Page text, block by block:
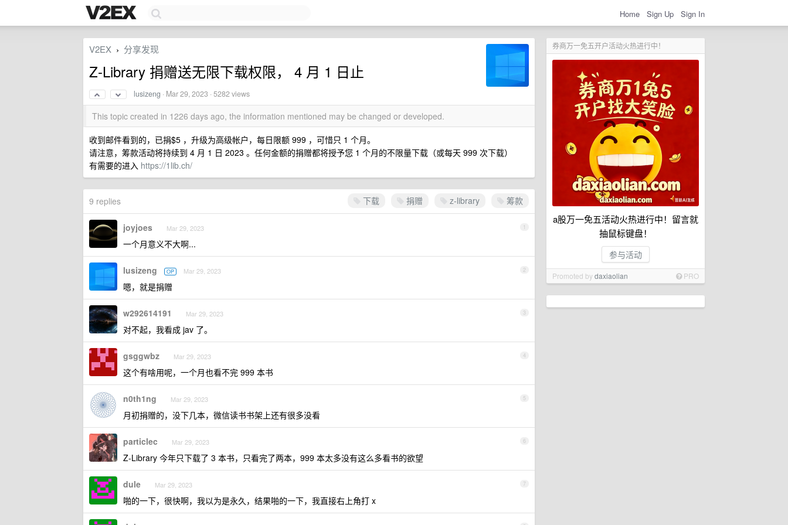
Home Sign Up Sign In
券商万一免五开户活动火热进行中！
a股万一免五活动火热进行中！留言就
抽鼠标键盘！
参与活动
Promoted bydaxiaolian PRO
V2EX › 分享发现
Z-Library 捐赠送无限下载权限， 4 月 1 日止
lusizeng · Mar 29, 2023 · 5282 views
This topic created in 1226 days ago, the information mentioned may be changed or developed.
收到邮件看到的，已捐$5 ，升级为高级帐户，每日限额 999 ，可惜只 1 个月。
请注意，筹款活动将持续到 4 月 1 日 2023 。任何金额的捐赠都将授予您 1 个月的不限量下载（或每天 999 次下载）
有需要的进入 https://1lib.ch/
下载 捐赠 z-library 筹款
9 replies
1
joyjoes Mar 29, 2023
一个月意义不大啊...
2
lusizeng OP Mar 29, 2023
嗯，就是捐赠
3
w292614191 Mar 29, 2023
对不起，我看成 jav 了。
4
gsggwbz Mar 29, 2023
这个有啥用呢，一个月也看不完 999 本书
5
n0th1ng Mar 29, 2023
月初捐赠的，没下几本，微信读书书架上还有很多没看
6
particlec Mar 29, 2023
Z-Library 今年只下载了 3 本书，只看完了两本，999 本太多没有这么多看书的欲望
7
dule Mar 29, 2023
啪的一下，很快啊，我以为是永久，结果啪的一下，我直接右上角打 x